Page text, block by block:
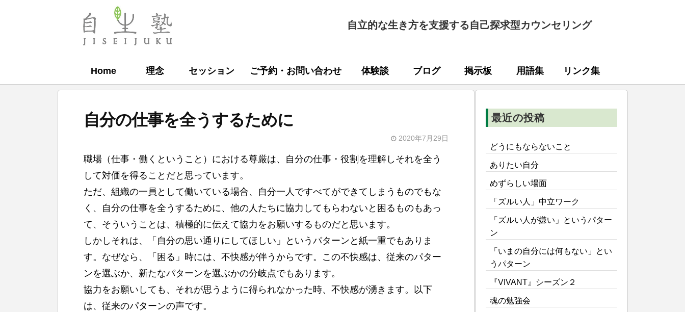
自
自立的な生き方を支援する自己探求型カウンセリング
Home 理念 セッション ご予約・お問い合わせ 体験談 ブログ 掲示板 用語集 リンク集
自分の仕事を全うするために
2020年7月29日
y
自
生
塾
職場（仕事・働くということ）における尊厳は、自分の仕事・役割を理解しそれを全う
して対価を得ることだと思っています。
ただ、組織の一員として働いている場合、自分一人ですべてができてしまうものでもな
く、自分の仕事を全うするために、他の人たちに協力してもらわないと困るものもあっ
て、そういうことは、積極的に伝えて協力をお願いするものだと思います。
しかしそれは、「自分の思い通りにしてほしい」というパターンと紙一重でもありま
す。なぜなら、「困る」時には、不快感が伴うからです。この不快感は、従来のパター
ンを選ぶか、新たなパターンを選ぶかの分岐点でもあります。
協力をお願いしても、それが思うように得られなかった時、不快感が湧きます。以下
は、従来のパターンの声です。
最近の投稿
どうにもならないこと
ありたい自分
めずらしい場面
「ズルい人」中立ワーク
「ズルい人が嫌い」というパター
ン
「いまの自分には何もない」とい
うパターン
『VIVANT』シーズン２
魂の勉強会